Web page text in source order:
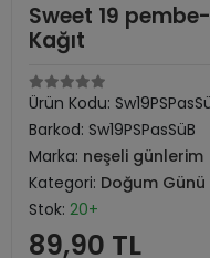
Sweet 19
Kağıt
Ürün Kodu:
Barkod: Sw19PSPasSüB
Marka: neşeli günlerim
Kategori: Doğum Günü
Stok: 20+
89,90 TL